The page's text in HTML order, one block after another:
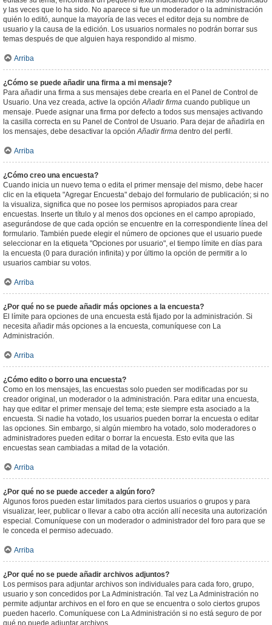
y las veces que lo ha sido. No aparece si fue un moderador o la administración
quién lo editó, aunque la mayoría de las veces el editor deja su nombre de
usuario y la causa de la edición. Los usuarios normales no podrán borrar sus
temas después de que alguien haya respondido al mismo.
Arriba
¿Cómo se puede añadir una firma a mi mensaje?
Para añadir una firma a sus mensajes debe crearla en el Panel de Control de
Usuario. Una vez creada, active la opciónAñadir firma cuando publique un
mensaje. Puede asignar una firma por defecto a todos sus mensajes activando
la casilla correcta en su Panel de Control de Usuario. Para dejar de añadirla en
los mensajes, debe desactivar la opciónAñadir firma dentro del perfil.
Arriba
¿Cómo creo una encuesta?
Cuando inicia un nuevo tema o edita el primer mensaje del mismo, debe hacer
clic en la etiqueta "Agregar Encuesta" debajo del formulario de publicación; si no
la visualiza, significa que no posee los permisos apropiados para crear
encuestas. Inserte un título y al menos dos opciones en el campo apropiado,
asegurándose de que cada opción se encuentre en la correspondiente línea del
formulario. También puede elegir el número de opciones que el usuario puede
seleccionar en la etiqueta "Opciones por usuario", el tiempo límite en días para
la encuesta (0 para duración infinita) y por último la opción de permitir a lo
usuarios cambiar su votos.
Arriba
¿Por qué no se puede añadir más opciones a la encuesta?
El límite para opciones de una encuesta está fijado por la administración. Si
necesita añadir más opciones a la encuesta, comuníquese con La
Administración.
Arriba
¿Cómo edito o borro una encuesta?
Como en los mensajes, las encuestas solo pueden ser modificadas por su
creador original, un moderador o la administración. Para editar una encuesta,
hay que editar el primer mensaje del tema; este siempre esta asociado a la
encuesta. Si nadie ha votado, los usuarios pueden borrar la encuesta o editar
las opciones. Sin embargo, si algún miembro ha votado, solo moderadores o
administradores pueden editar o borrar la encuesta. Esto evita que las
encuestas sean cambiadas a mitad de la votación.
Arriba
¿Por qué no se puede acceder a algún foro?
Algunos foros pueden estar limitados para ciertos usuarios o grupos y para
visualizar, leer, publicar o llevar a cabo otra acción allí necesita una autorización
especial. Comuníquese con un moderador o administrador del foro para que se
le conceda el permiso adecuado.
Arriba
¿Por qué no se puede añadir archivos adjuntos?
Los permisos para adjuntar archivos son individuales para cada foro, grupo,
usuario y son concedidos por La Administración. Tal vez La Administración no
permite adjuntar archivos en el foro en que se encuentra o solo ciertos grupos
pueden hacerlo. Comuníquese con La Administración si no está seguro de por
qué no puede adjuntar archivos.